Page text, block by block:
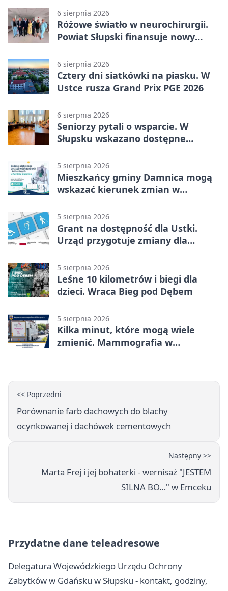
6 sierpnia 2026
Różowe światło w neurochirurgii.
Powiat Słupski finansuje nowy
6 sierpnia 2026
Cztery dni siatkówki na piasku. W
Ustce rusza Grand Prix PGE 2026
6 sierpnia 2026
Seniorzy pytali o wsparcie. W
Słupsku wskazano dostępne
5 sierpnia 2026
Mieszkańcy gminy Damnica mogą
wskazać kierunek zmian w
5 sierpnia 2026
Grant na dostępność dla Ustki.
Urząd przygotuje zmiany dla
5 sierpnia 2026
Leśne 10 kilometrów i biegi dla
dzieci. Wraca Bieg pod Dębem
5 sierpnia 2026
Kilka minut, które mogą wiele
zmienić. Mammografia w
<< Poprzedni
Porównanie farb dachowych do blachy
ocynkowanej i dachówek cementowych
Następny >>
Marta Frej i jej bohaterki - wernisaż "JESTEM
SILNA BO…" w Emceku
Przydatne dane teleadresowe
Delegatura Wojewódzkiego Urzędu Ochrony
Zabytków w Gdańsku w Słupsku - kontakt, godziny,